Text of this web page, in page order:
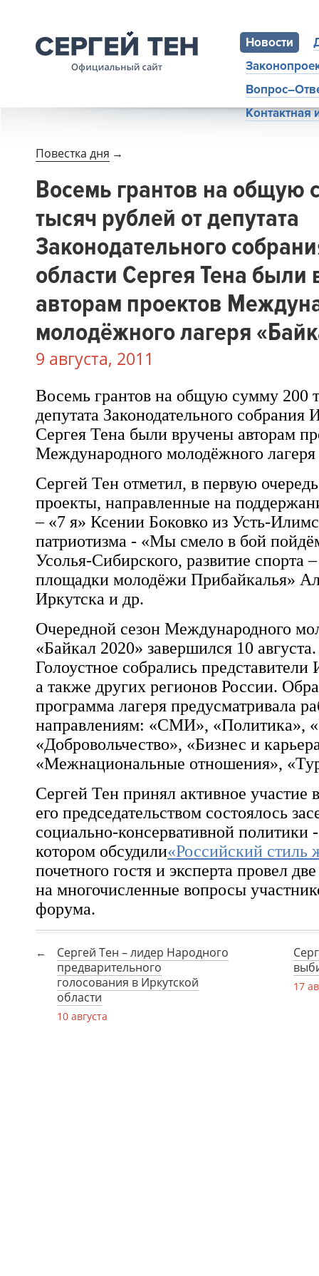
Новости
Повестка дня →
Восемь грантов на общую
тысяч рублей от депутата
Законодательного
области Сергея Тена были
авторам проектов
молодёжного лагеря
9 августа, 2011
Восемь грантов на общую сумму 200
депутата Законодательного собрания
Сергея Тена были вручены авторам
Международного молодёжного
Сергей Тен отметил, в первую
проекты, направленные на
– «7 я» Ксении Боковко из Усть-
патриотизма - «Мы смело в бой
Усолья-Сибирского, развитие спорта
площадки молодёжи Прибайкалья»
Иркутска и др.
Очередной сезон Международного
«Байкал 2020» завершился 10
Голоустное собрались представители
а также других регионов России.
программа лагеря предусматривала
направлениям: «СМИ», «Политика»,
«Добровольчество», «Бизнес и
«Межнациональные отношения»,
Сергей Тен принял активное участие
его председательством состоялось
социально-консервативной политики
котором обсудили«Российский стиль
почетного гостя и эксперта провел
на многочисленные вопросы
форума.
Сергей Тен – лидер Народного
предварительного
голосования в Иркутской
области
10 августа
17